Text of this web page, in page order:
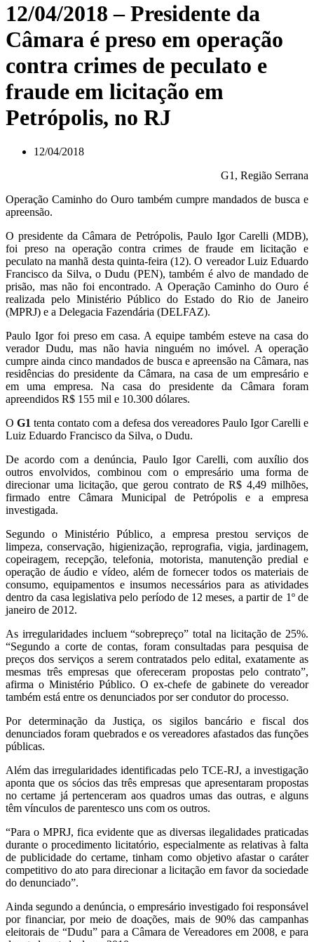
12/04/2018 – Presidente da
Câmara é preso em operação
contra crimes de peculato e
fraude em licitação em
Petrópolis, no RJ
12/04/2018
G1, Região Serrana
Operação Caminho do Ouro também cumpre mandados de busca e
apreensão.
O presidente da Câmara de Petrópolis, Paulo Igor Carelli (MDB),
foi preso na operação contra crimes de fraude em licitação e
peculato na manhã desta quinta-feira (12). O vereador Luiz Eduardo
Francisco da Silva, o Dudu (PEN), também é alvo de mandado de
prisão, mas não foi encontrado. A Operação Caminho do Ouro é
realizada pelo Ministério Público do Estado do Rio de Janeiro
(MPRJ) e a Delegacia Fazendária (DELFAZ).
Paulo Igor foi preso em casa. A equipe também esteve na casa do
verador Dudu, mas não havia ninguém no imóvel. A operação
cumpre ainda cinco mandados de busca e apreensão na Câmara, nas
residências do presidente da Câmara, na casa de um empresário e
em uma empresa. Na casa do presidente da Câmara foram
apreendidos R$ 155 mil e 10.300 dólares.
OG1 tenta contato com a defesa dos vereadores Paulo Igor Carelli e
Luiz Eduardo Francisco da Silva, o Dudu.
De acordo com a denúncia, Paulo Igor Carelli, com auxílio dos
outros envolvidos, combinou com o empresário uma forma de
direcionar uma licitação, que gerou contrato de R$ 4,49 milhões,
firmado entre Câmara Municipal de Petrópolis e a empresa
investigada.
Segundo o Ministério Público, a empresa prestou serviços de
limpeza, conservação, higienização, reprografia, vigia, jardinagem,
copeiragem, recepção, telefonia, motorista, manutenção predial e
operação de áudio e vídeo, além de fornecer todos os materiais de
consumo, equipamentos e insumos necessários para as atividades
dentro da casa legislativa pelo período de 12 meses, a partir de 1º de
janeiro de 2012.
As irregularidades incluem “sobrepreço” total na licitação de 25%.
“Segundo a corte de contas, foram consultadas para pesquisa de
preços dos serviços a serem contratados pelo edital, exatamente as
mesmas três empresas que ofereceram propostas pelo contrato”,
afirma o Ministério Público. O ex-chefe de gabinete do vereador
também está entre os denunciados por ser condutor do processo.
Por determinação da Justiça, os sigilos bancário e fiscal dos
denunciados foram quebrados e os vereadores afastados das funções
públicas.
Além das irregularidades identificadas pelo TCE-RJ, a investigação
aponta que os sócios das três empresas que apresentaram propostas
no certame já pertenceram aos quadros umas das outras, e alguns
têm vínculos de parentesco uns com os outros.
“Para o MPRJ, fica evidente que as diversas ilegalidades praticadas
durante o procedimento licitatório, especialmente as relativas à falta
de publicidade do certame, tinham como objetivo afastar o caráter
competitivo do ato para direcionar a licitação em favor da sociedade
do denunciado”.
Ainda segundo a denúncia, o empresário investigado foi responsável
por financiar, por meio de doações, mais de 90% das campanhas
eleitorais de “Dudu” para a Câmara de Vereadores em 2008, e para